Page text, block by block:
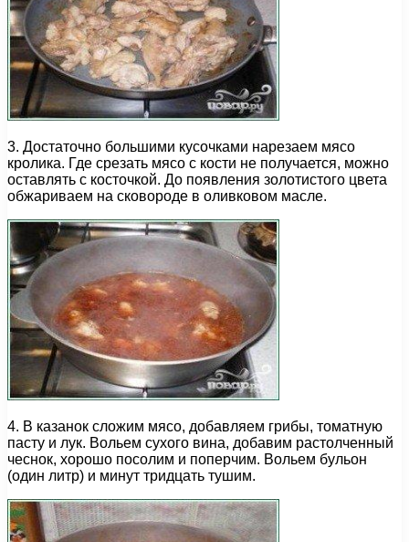
3. Достаточно большими кусочками нарезаем мясо
кролика. Где срезать мясо с кости не получается, можно
оставлять с косточкой. До появления золотистого цвета
обжариваем на сковороде в оливковом масле.
4. В казанок сложим мясо, добавляем грибы, томатную
пасту и лук. Вольем сухого вина, добавим растолченный
чеснок, хорошо посолим и поперчим. Вольем бульон
(один литр) и минут тридцать тушим.